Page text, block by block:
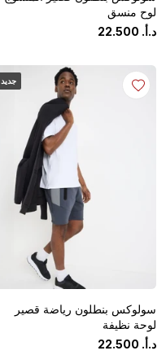
لوح منسق
د.أ.
22.500
جديد
سولوكس بنطلون رياضة قصير
لوحة نظيفة
د.أ.
22.500